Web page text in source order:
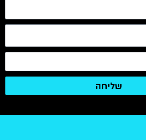
שליחה